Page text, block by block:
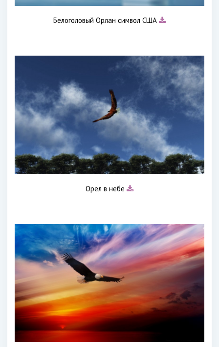
Белоголовый Орлан символ США
Орел в небе